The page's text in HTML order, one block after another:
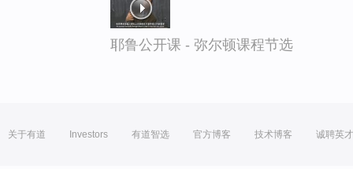
耶鲁公开课 - 弥尔顿课程节选
关于有道 Investors 有道智选 官方博客 技术博客 诚聘英才